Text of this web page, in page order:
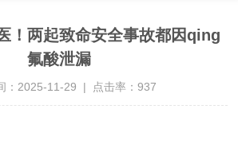
！两起致命安全事故都因qing
氟酸泄漏
：2025-11-29 | 点击率：937